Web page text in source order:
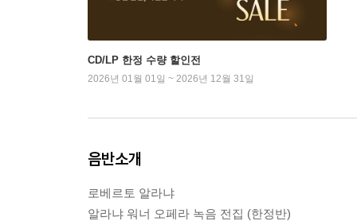
CD/LP 한정 수량 할인전
2026년 01월 01일 ~ 2026년 12월 31일
음반소개
로베르토 알라냐
알라냐 워너 오페라 녹음 전집 (한정반)